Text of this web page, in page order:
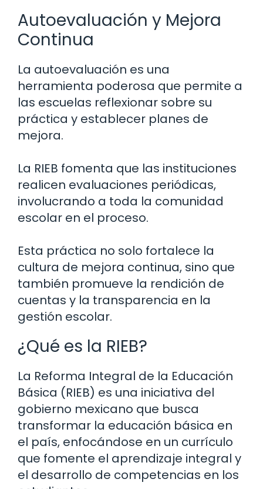
Autoevaluación y Mejora
Continua
La autoevaluación es una
herramienta poderosa que permite a
las escuelas reflexionar sobre su
práctica y establecer planes de
mejora.
La RIEB fomenta que las instituciones
realicen evaluaciones periódicas,
involucrando a toda la comunidad
escolar en el proceso.
Esta práctica no solo fortalece la
cultura de mejora continua, sino que
también promueve la rendición de
cuentas y la transparencia en la
gestión escolar.
¿Qué es la RIEB?
La Reforma Integral de la Educación
Básica (RIEB) es una iniciativa del
gobierno mexicano que busca
transformar la educación básica en
el país, enfocándose en un currículo
que fomente el aprendizaje integral y
el desarrollo de competencias en los